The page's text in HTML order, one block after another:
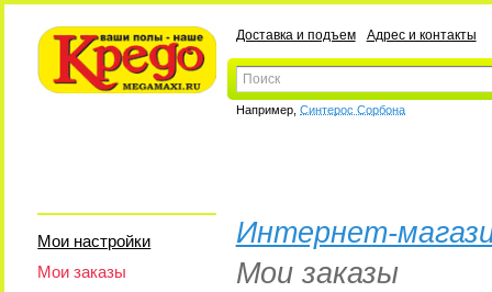
Доставка и подъем Адрес и контакты
Например, Синтерос Сорбона
Мои настройки
Мои заказы
Интернет-
Мои заказы